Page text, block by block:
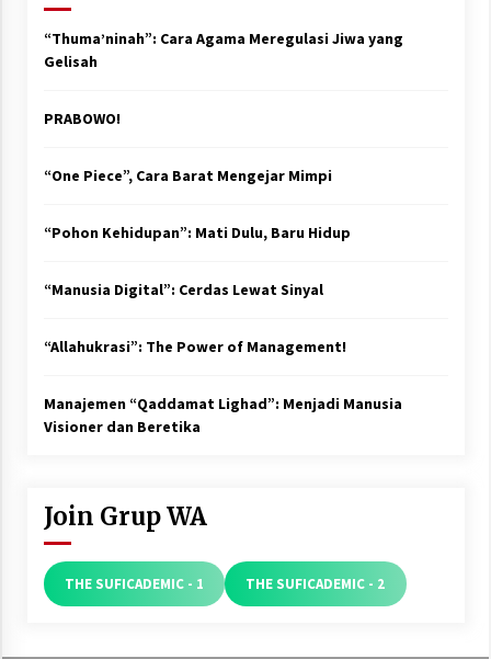
“Thuma’ninah”: Cara Agama Meregulasi Jiwa yang
Gelisah
PRABOWO!
“One Piece”, Cara Barat Mengejar Mimpi
“Pohon Kehidupan”: Mati Dulu, Baru Hidup
“Manusia Digital”: Cerdas Lewat Sinyal
“Allahukrasi”: The Power of Management!
Manajemen “Qaddamat Lighad”: Menjadi Manusia
Visioner dan Beretika
Join Grup WA
THE SUFICADEMIC - 1 THE SUFICADEMIC - 2